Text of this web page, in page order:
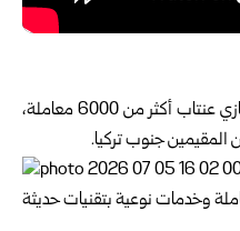
أنجزت القنصلية السورية في ولاية غازي عنتاب أكثر من 6000 معاملة،
المقيمين جنوب تركيا.